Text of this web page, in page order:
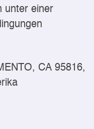
unter einer
CA 95816,